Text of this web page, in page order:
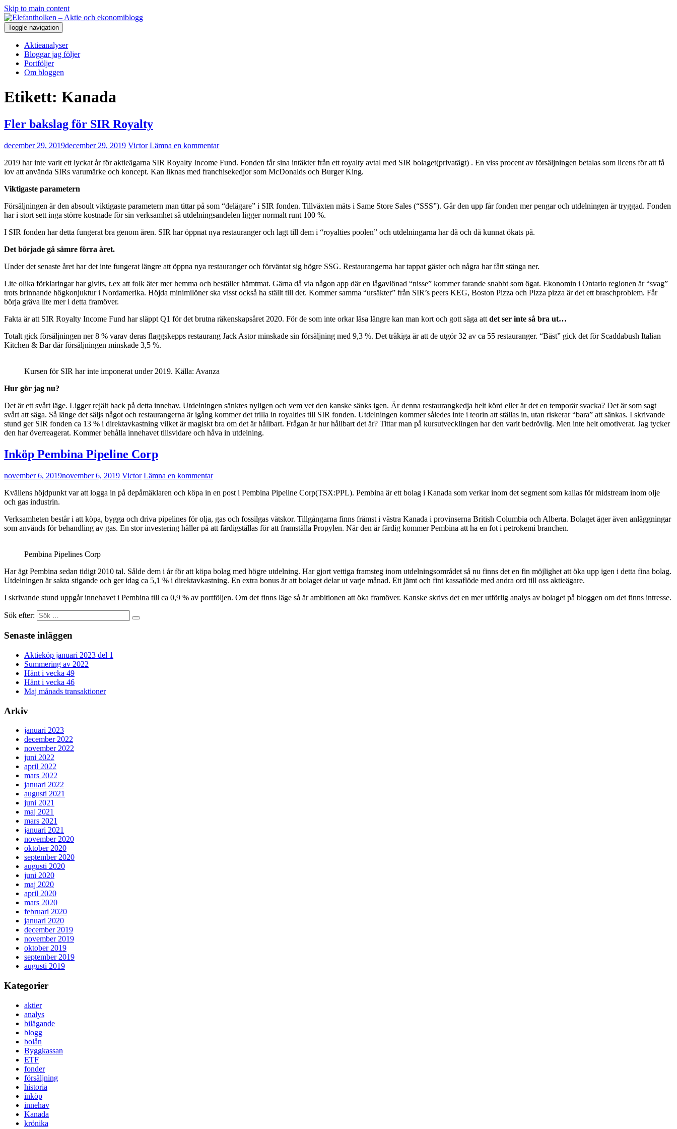
Skip to main content
Toggle navigation
Aktieanalyser
Bloggar jag följer
Portföljer
Om bloggen
Etikett: Kanada
Fler bakslag för SIR Royalty
december 29, 2019december 29, 2019 Victor Lämna en kommentar
2019 har inte varit ett lyckat år för aktieägarna SIR Royalty Income Fund. Fonden får sina intäkter från ett royalty avtal med SIR bolaget(privatägt) . En viss procent av försäljningen betalas som licens för att få
lov att använda SIRs varumärke och koncept. Kan liknas med franchisekedjor som McDonalds och Burger King.
Viktigaste parametern
Försäljningen är den absoult viktigaste parametern man tittar på som “delägare” i SIR fonden. Tillväxten mäts i Same Store Sales (“SSS”). Går den upp får fonden mer pengar och utdelningen är tryggad. Fonden
har i stort sett inga större kostnade för sin verksamhet så utdelningsandelen ligger normalt runt 100 %.
I SIR fonden har detta fungerat bra genom åren. SIR har öppnat nya restauranger och lagt till dem i “royalties poolen” och utdelningarna har då och då kunnat ökats på.
Det började gå sämre förra året.
Under det senaste året har det inte fungerat längre att öppna nya restauranger och förväntat sig högre SSG. Restaurangerna har tappat gäster och några har fått stänga ner.
Lite olika förklaringar har givits, t.ex att folk äter mer hemma och beställer hämtmat. Gärna då via någon app där en lågavlönad “nisse” kommer farande snabbt som ögat. Ekonomin i Ontario regionen är “svag”
trots brinnande högkonjuktur i Nordamerika. Höjda minimilöner ska visst också ha ställt till det. Kommer samma “ursäkter” från SIR’s peers KEG, Boston Pizza och Pizza pizza är det ett braschproblem. Får
börja gräva lite mer i detta framöver.
Fakta är att SIR Royalty Income Fund har släppt Q1 för det brutna räkenskapsåret 2020. För de som inte orkar läsa längre kan man kort och gott säga att det ser inte så bra ut…
Totalt gick försäljningen ner 8 % varav deras flaggskepps restaurang Jack Astor minskade sin försäljning med 9,3 %. Det tråkiga är att de utgör 32 av ca 55 restauranger. “Bäst” gick det för Scaddabush Italian
Kitchen & Bar där försäljningen minskade 3,5 %.
Kursen för SIR har inte imponerat under 2019. Källa: Avanza
Hur gör jag nu?
Det är ett svårt läge. Ligger rejält back på detta innehav. Utdelningen sänktes nyligen och vem vet den kanske sänks igen. Är denna restaurangkedja helt körd eller är det en temporär svacka? Det är som sagt
svårt att säga. Så länge det säljs något och restaurangerna är igång kommer det trilla in royalties till SIR fonden. Utdelningen kommer således inte i teorin att ställas in, utan riskerar “bara” att sänkas. I skrivande
stund ger SIR fonden ca 13 % i direktavkastning vilket är magiskt bra om det är hållbart. Frågan är hur hållbart det är? Tittar man på kursutvecklingen har den varit bedrövlig. Men inte helt omotiverat. Jag tycker
den har överreagerat. Kommer behålla innehavet tillsvidare och håva in utdelning.
Inköp Pembina Pipeline Corp
november 6, 2019november 6, 2019 Victor Lämna en kommentar
Kvällens höjdpunkt var att logga in på depåmäklaren och köpa in en post i Pembina Pipeline Corp(TSX:PPL). Pembina är ett bolag i Kanada som verkar inom det segment som kallas för midstream inom olje
och gas industrin.
Verksamheten består i att köpa, bygga och driva pipelines för olja, gas och fossilgas vätskor. Tillgångarna finns främst i västra Kanada i provinserna British Columbia och Alberta. Bolaget äger även anläggningar
som används för behandling av gas. En stor investering håller på att färdigställas för att framställa Propylen. När den är färdig kommer Pembina att ha en fot i petrokemi branchen.
Pembina Pipelines Corp
Har ägt Pembina sedan tidigt 2010 tal. Sålde dem i år för att köpa bolag med högre utdelning. Har gjort vettiga framsteg inom utdelningsområdet så nu finns det en fin möjlighet att öka upp igen i detta fina bolag.
Utdelningen är sakta stigande och ger idag ca 5,1 % i direktavkastning. En extra bonus är att bolaget delar ut varje månad. Ett jämt och fint kassaflöde med andra ord till oss aktieägare.
I skrivande stund uppgår innehavet i Pembina till ca 0,9 % av portföljen. Om det finns läge så är ambitionen att öka framöver. Kanske skrivs det en mer utförlig analys av bolaget på bloggen om det finns intresse.
Sök efter:
Senaste inläggen
Aktieköp januari 2023 del 1
Summering av 2022
Hänt i vecka 49
Hänt i vecka 46
Maj månads transaktioner
Arkiv
januari 2023
december 2022
november 2022
juni 2022
april 2022
mars 2022
januari 2022
augusti 2021
juni 2021
maj 2021
mars 2021
januari 2021
november 2020
oktober 2020
september 2020
augusti 2020
juni 2020
maj 2020
april 2020
mars 2020
februari 2020
januari 2020
december 2019
november 2019
oktober 2019
september 2019
augusti 2019
Kategorier
aktier
analys
bilägande
blogg
bolån
Byggkassan
ETF
fonder
försäljning
historia
inköp
innehav
Kanada
krönika